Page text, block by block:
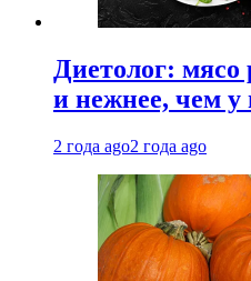
Диетолог:
и нежнее, чем у
2 года ago2 года ago